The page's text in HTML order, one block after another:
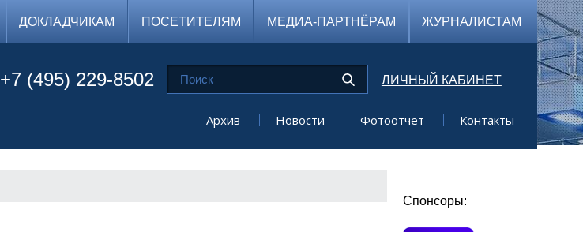
ДОКЛАДЧИКАМ ПОСЕТИТЕЛЯМ МЕДИА-ПАРТНЁРАМ ЖУРНАЛИСТАМ
+7 (495) 229-8502 ЛИЧНЫЙ КАБИНЕТ
Архив Новости Фотоотчет Контакты
Спонсоры: